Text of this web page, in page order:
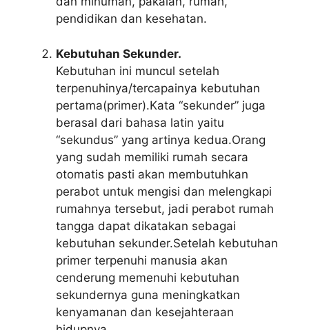
pendidikan dan kesehatan.
Kebutuhan Sekunder.
Kebutuhan ini muncul setelah
terpenuhinya/tercapainya kebutuhan
pertama(primer).Kata “sekunder” juga
berasal dari bahasa latin yaitu
“sekundus” yang artinya kedua.Orang
yang sudah memiliki rumah secara
otomatis pasti akan membutuhkan
perabot untuk mengisi dan melengkapi
rumahnya tersebut, jadi perabot rumah
tangga dapat dikatakan sebagai
kebutuhan sekunder.Setelah kebutuhan
primer terpenuhi manusia akan
cenderung memenuhi kebutuhan
sekundernya guna meningkatkan
kenyamanan dan kesejahteraan